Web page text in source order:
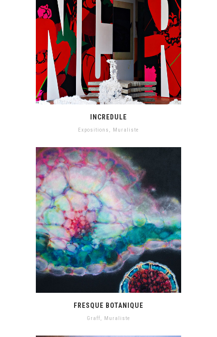
INCREDULE
Expositions , Muraliste
FRESQUE BOTANIQUE
Graff, Muraliste